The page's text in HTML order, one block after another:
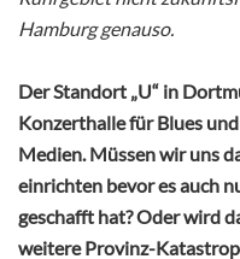
Hamburg genauso.
Der Standort „U“ in
Konzerthalle für Blues
Medien. Müssen wir uns
einrichten bevor es auch
geschafft hat? Oder wird
weitere Provinz-